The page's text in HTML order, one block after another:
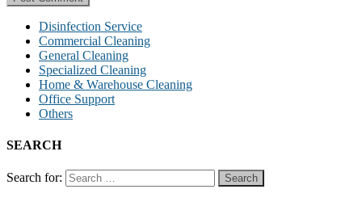
Disinfection Service
Commercial Cleaning
General Cleaning
Specialized Cleaning
Home & Warehouse Cleaning
Office Support
Others
SEARCH
Search for: